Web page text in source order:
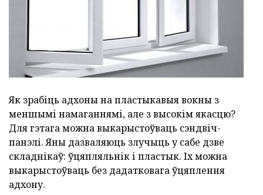
Як зрабіць адхоны на пластыкавыя вокны з
меншымі намаганнямі, але з высокім якасцю?
Для гэтага можна выкарыстоўваць сэндвіч-
панэлі. Яны дазваляюць злучыць у сабе дзве
складнікаў: ўцяпляльнік і пластык. Іх можна
выкарыстоўваць без дадатковага ўцяплення
адхону.